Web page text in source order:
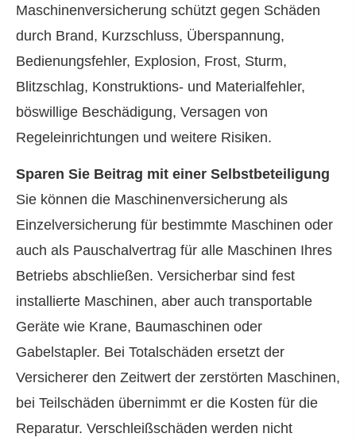
Maschinenversicherung schützt gegen Schäden
durch Brand, Kurzschluss, Überspannung,
Bedienungsfehler, Explosion, Frost, Sturm,
Blitzschlag, Konstruktions- und Materialfehler,
böswillige Beschädigung, Versagen von
Regeleinrichtungen und weitere Risiken.
Sparen Sie Beitrag mit einer Selbstbeteiligung
Sie können die Maschinenversicherung als
Einzelversicherung für bestimmte Maschinen oder
auch als Pauschalvertrag für alle Maschinen Ihres
Betriebs abschließen. Versicherbar sind fest
installierte Maschinen, aber auch transportable
Geräte wie Krane, Baumaschinen oder
Gabelstapler. Bei Totalschäden ersetzt der
Versicherer den Zeitwert der zerstörten Maschinen,
bei Teilschäden übernimmt er die Kosten für die
Reparatur. Verschleißschäden werden nicht